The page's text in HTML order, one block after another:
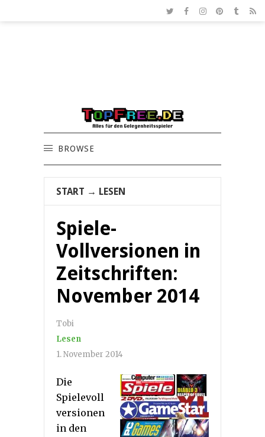
BROWSE
START → LESEN
Spiele-
Vollversionen in
Zeitschriften:
November 2014
Tobi
Lesen
1. November 2014
Die
Spielevoll
versionen
in den